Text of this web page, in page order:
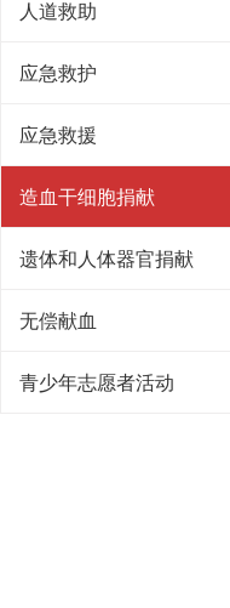
人道救助
应急救护
应急救援
造血干细胞捐献
遗体和人体器官捐献
无偿献血
青少年志愿者活动